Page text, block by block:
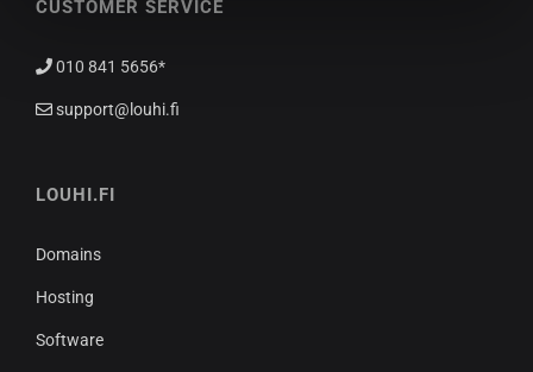
CUSTOMER SERVICE
010 841 5656*
support@louhi.fi
LOUHI.FI
Domains
Hosting
Software